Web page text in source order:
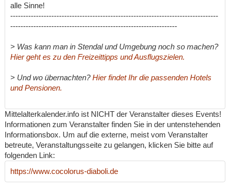
alle Sinne!
---------------------------------------------------------------------------------
-----------------------------------------------------------------
> Was kann man in Stendal und Umgebung noch so machen?
Hier geht es zu den Freizeittipps und Ausflugszielen.
> Und wo übernachten?Hier findet Ihr die passenden Hotels
und Pensionen.
Mittelalterkalender.info ist NICHT der Veranstalter dieses Events!
Informationen zum Veranstalter finden Sie in der untenstehenden
Informationsbox. Um auf die externe, meist vom Veranstalter
betreute, Veranstaltungsseite zu gelangen, klicken Sie bitte auf
folgenden Link:
https://www.cocolorus-diaboli.de